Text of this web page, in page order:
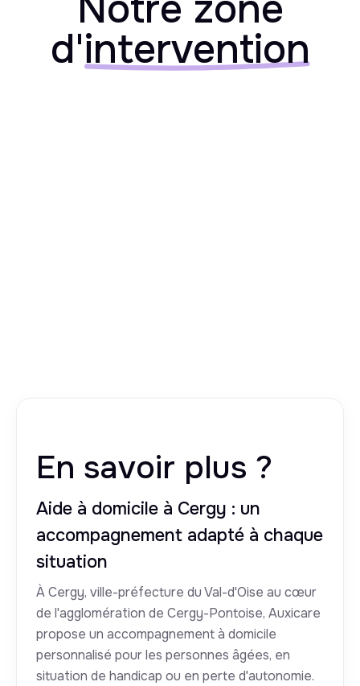
d'intervention
En savoir plus ?
Aide à domicile à Cergy : un
accompagnement adapté à chaque
situation
À Cergy, ville-préfecture du Val-d'Oise au cœur
de l'agglomération de Cergy-Pontoise, Auxicare
propose un accompagnement à domicile
personnalisé pour les personnes âgées, en
situation de handicap ou en perte d'autonomie.